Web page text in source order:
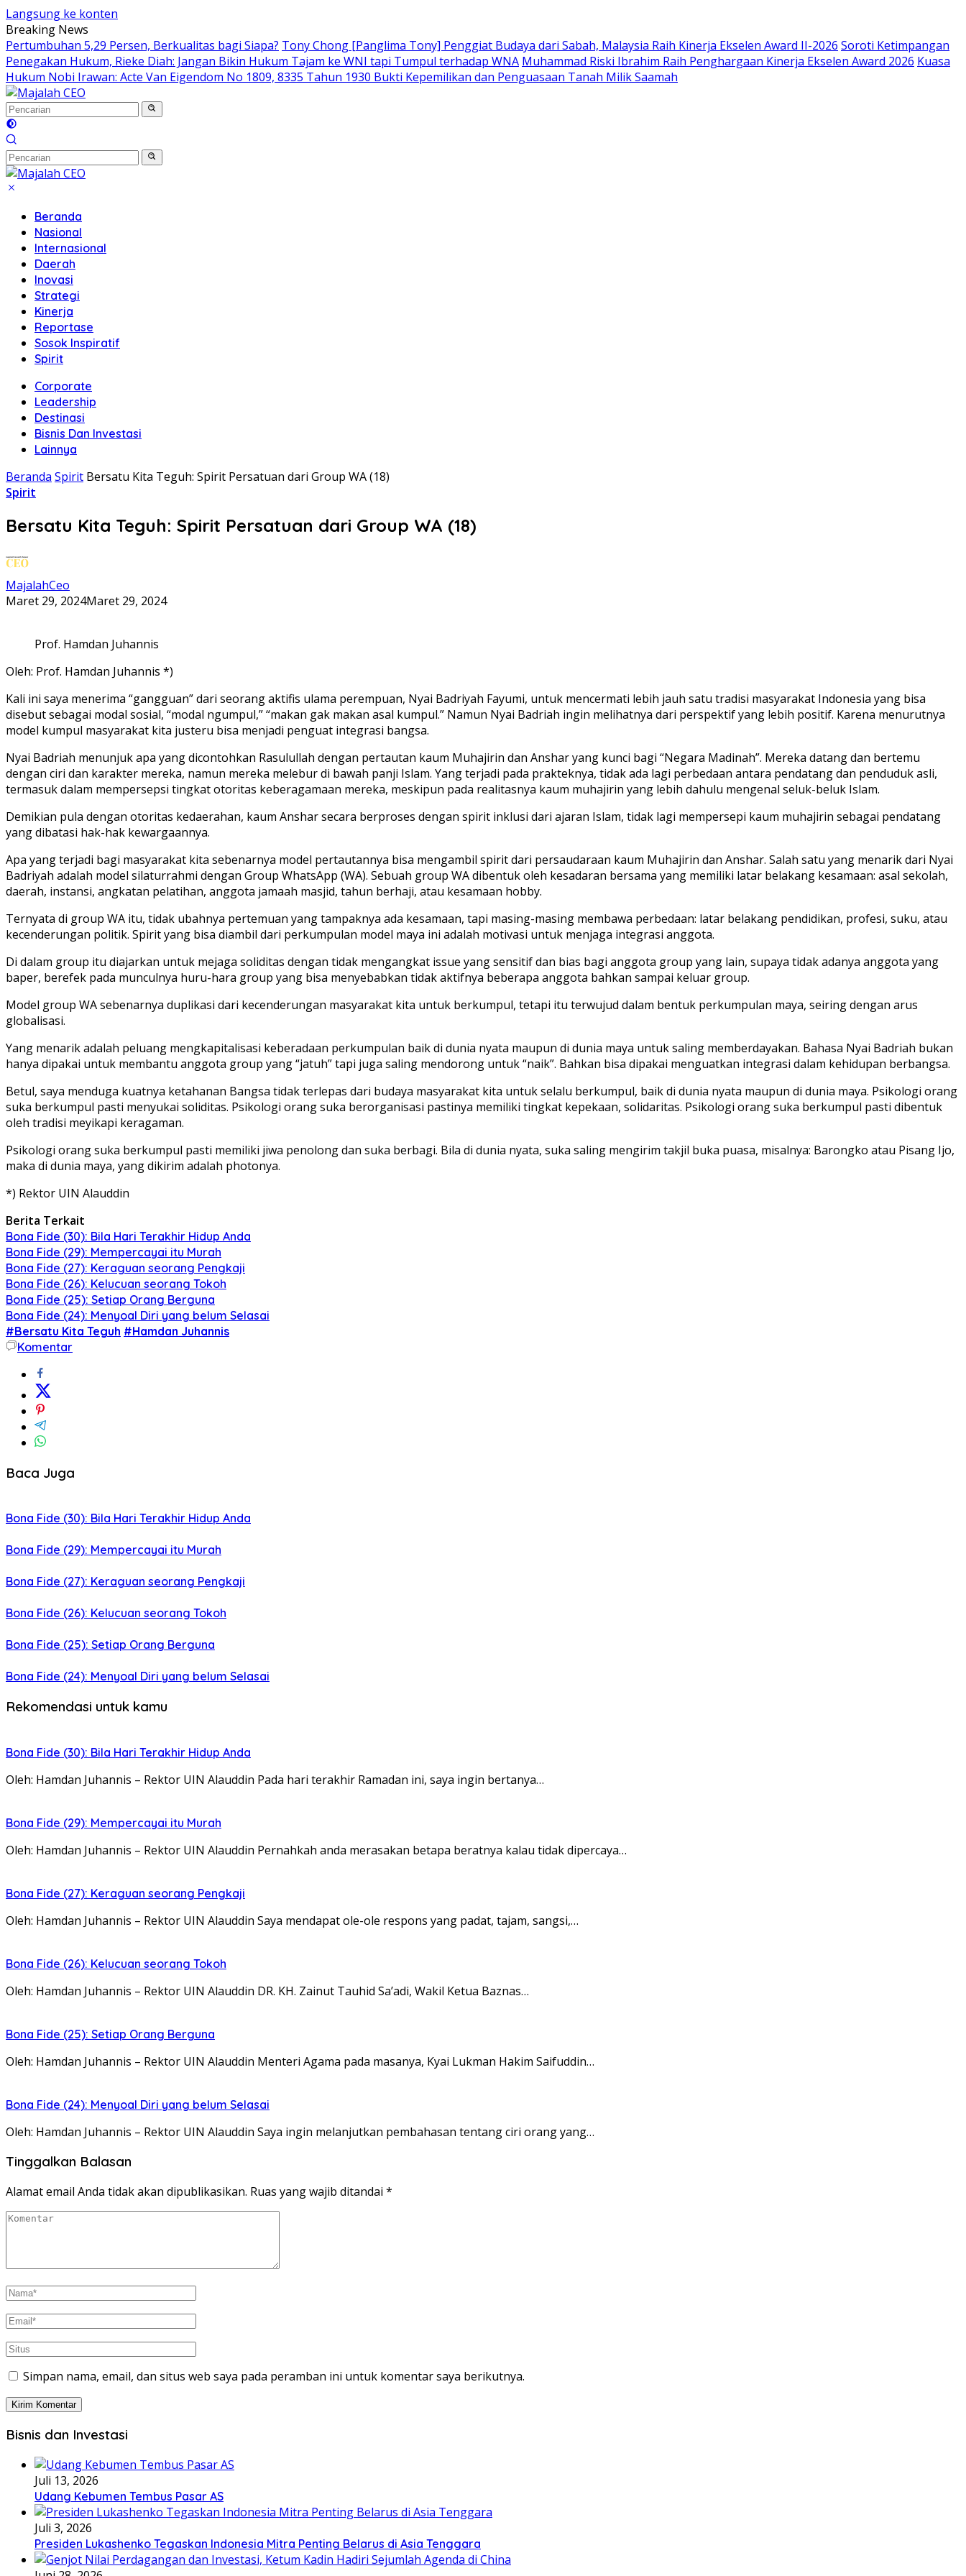
Langsung ke konten
Breaking News
Pertumbuhan 5,29 Persen, Berkualitas bagi Siapa? Tony Chong [Panglima Tony] Penggiat Budaya dari Sabah, Malaysia Raih Kinerja Ekselen Award II-2026 Soroti Ketimpangan
Penegakan Hukum, Rieke Diah: Jangan Bikin Hukum Tajam ke WNI tapi Tumpul terhadap WNA Muhammad Riski Ibrahim Raih Penghargaan Kinerja Ekselen Award 2026 Kuasa
Hukum Nobi Irawan: Acte Van Eigendom No 1809, 8335 Tahun 1930 Bukti Kepemilikan dan Penguasaan Tanah Milik Saamah
Beranda
Nasional
Internasional
Daerah
Inovasi
Strategi
Kinerja
Reportase
Sosok Inspiratif
Spirit
Corporate
Leadership
Destinasi
Bisnis Dan Investasi
Lainnya
Beranda Spirit Bersatu Kita Teguh: Spirit Persatuan dari Group WA (18)
Spirit
Bersatu Kita Teguh: Spirit Persatuan dari Group WA (18)
MajalahCeo
Maret 29, 2024Maret 29, 2024
Prof. Hamdan Juhannis
Oleh: Prof. Hamdan Juhannis *)
Kali ini saya menerima “gangguan” dari seorang aktifis ulama perempuan, Nyai Badriyah Fayumi, untuk mencermati lebih jauh satu tradisi masyarakat Indonesia yang bisa
disebut sebagai modal sosial, “modal ngumpul,” “makan gak makan asal kumpul.” Namun Nyai Badriah ingin melihatnya dari perspektif yang lebih positif. Karena menurutnya
model kumpul masyarakat kita justeru bisa menjadi penguat integrasi bangsa.
Nyai Badriah menunjuk apa yang dicontohkan Rasulullah dengan pertautan kaum Muhajirin dan Anshar yang kunci bagi “Negara Madinah”. Mereka datang dan bertemu
dengan ciri dan karakter mereka, namun mereka melebur di bawah panji Islam. Yang terjadi pada prakteknya, tidak ada lagi perbedaan antara pendatang dan penduduk asli,
termasuk dalam mempersepsi tingkat otoritas keberagamaan mereka, meskipun pada realitasnya kaum muhajirin yang lebih dahulu mengenal seluk-beluk Islam.
Demikian pula dengan otoritas kedaerahan, kaum Anshar secara berproses dengan spirit inklusi dari ajaran Islam, tidak lagi mempersepi kaum muhajirin sebagai pendatang
yang dibatasi hak-hak kewargaannya.
Apa yang terjadi bagi masyarakat kita sebenarnya model pertautannya bisa mengambil spirit dari persaudaraan kaum Muhajirin dan Anshar. Salah satu yang menarik dari Nyai
Badriyah adalah model silaturrahmi dengan Group WhatsApp (WA). Sebuah group WA dibentuk oleh kesadaran bersama yang memiliki latar belakang kesamaan: asal sekolah,
daerah, instansi, angkatan pelatihan, anggota jamaah masjid, tahun berhaji, atau kesamaan hobby.
Ternyata di group WA itu, tidak ubahnya pertemuan yang tampaknya ada kesamaan, tapi masing-masing membawa perbedaan: latar belakang pendidikan, profesi, suku, atau
kecenderungan politik. Spirit yang bisa diambil dari perkumpulan model maya ini adalah motivasi untuk menjaga integrasi anggota.
Di dalam group itu diajarkan untuk mejaga soliditas dengan tidak mengangkat issue yang sensitif dan bias bagi anggota group yang lain, supaya tidak adanya anggota yang
baper, berefek pada munculnya huru-hara group yang bisa menyebabkan tidak aktifnya beberapa anggota bahkan sampai keluar group.
Model group WA sebenarnya duplikasi dari kecenderungan masyarakat kita untuk berkumpul, tetapi itu terwujud dalam bentuk perkumpulan maya, seiring dengan arus
globalisasi.
Yang menarik adalah peluang mengkapitalisasi keberadaan perkumpulan baik di dunia nyata maupun di dunia maya untuk saling memberdayakan. Bahasa Nyai Badriah bukan
hanya dipakai untuk membantu anggota group yang “jatuh” tapi juga saling mendorong untuk “naik”. Bahkan bisa dipakai menguatkan integrasi dalam kehidupan berbangsa.
Betul, saya menduga kuatnya ketahanan Bangsa tidak terlepas dari budaya masyarakat kita untuk selalu berkumpul, baik di dunia nyata maupun di dunia maya. Psikologi orang
suka berkumpul pasti menyukai soliditas. Psikologi orang suka berorganisasi pastinya memiliki tingkat kepekaan, solidaritas. Psikologi orang suka berkumpul pasti dibentuk
oleh tradisi meyikapi keragaman.
Psikologi orang suka berkumpul pasti memiliki jiwa penolong dan suka berbagi. Bila di dunia nyata, suka saling mengirim takjil buka puasa, misalnya: Barongko atau Pisang Ijo,
maka di dunia maya, yang dikirim adalah photonya.
*) Rektor UIN Alauddin
Berita Terkait
Bona Fide (30): Bila Hari Terakhir Hidup Anda
Bona Fide (29): Mempercayai itu Murah
Bona Fide (27): Keraguan seorang Pengkaji
Bona Fide (26): Kelucuan seorang Tokoh
Bona Fide (25): Setiap Orang Berguna
Bona Fide (24): Menyoal Diri yang belum Selasai
#Bersatu Kita Teguh #Hamdan Juhannis
Komentar
Baca Juga
Bona Fide (30): Bila Hari Terakhir Hidup Anda
Bona Fide (29): Mempercayai itu Murah
Bona Fide (27): Keraguan seorang Pengkaji
Bona Fide (26): Kelucuan seorang Tokoh
Bona Fide (25): Setiap Orang Berguna
Bona Fide (24): Menyoal Diri yang belum Selasai
Rekomendasi untuk kamu
Bona Fide (30): Bila Hari Terakhir Hidup Anda
Oleh: Hamdan Juhannis – Rektor UIN Alauddin Pada hari terakhir Ramadan ini, saya ingin bertanya…
Bona Fide (29): Mempercayai itu Murah
Oleh: Hamdan Juhannis – Rektor UIN Alauddin Pernahkah anda merasakan betapa beratnya kalau tidak dipercaya…
Bona Fide (27): Keraguan seorang Pengkaji
Oleh: Hamdan Juhannis – Rektor UIN Alauddin Saya mendapat ole-ole respons yang padat, tajam, sangsi,…
Bona Fide (26): Kelucuan seorang Tokoh
Oleh: Hamdan Juhannis – Rektor UIN Alauddin DR. KH. Zainut Tauhid Sa’adi, Wakil Ketua Baznas…
Bona Fide (25): Setiap Orang Berguna
Oleh: Hamdan Juhannis – Rektor UIN Alauddin Menteri Agama pada masanya, Kyai Lukman Hakim Saifuddin…
Bona Fide (24): Menyoal Diri yang belum Selasai
Oleh: Hamdan Juhannis – Rektor UIN Alauddin Saya ingin melanjutkan pembahasan tentang ciri orang yang…
Tinggalkan Balasan
Alamat email Anda tidak akan dipublikasikan. Ruas yang wajib ditandai *
Simpan nama, email, dan situs web saya pada peramban ini untuk komentar saya berikutnya.
Bisnis dan Investasi
Juli 13, 2026
Udang Kebumen Tembus Pasar AS
Juli 3, 2026
Presiden Lukashenko Tegaskan Indonesia Mitra Penting Belarus di Asia Tenggara